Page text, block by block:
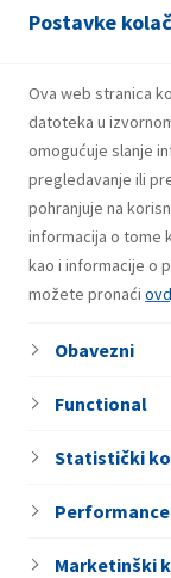
Postavke
Ova web stranica
datoteka u
omogućuje slanje
pregledavanje ili
pohranjuje na
informacija o tome
kao i informacije o
možete pronaći
Obavezni
Functional
Statistički
Performance
Marketinški
“Coca-
nagradi!”
24. Jula 2026.
Dobitnici
“Coca-